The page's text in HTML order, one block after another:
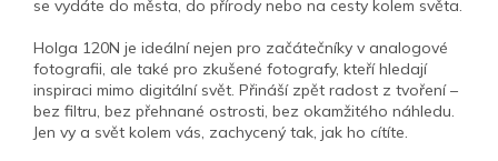
se vydáte do města, do přírody nebo na cesty kolem světa.
Holga 120N je ideální nejen pro začátečníky v analogové
fotografii, ale také pro zkušené fotografy, kteří hledají
inspiraci mimo digitální svět. Přináší zpět radost z tvoření –
bez filtru, bez přehnané ostrosti, bez okamžitého náhledu.
Jen vy a svět kolem vás, zachycený tak, jak ho cítíte.